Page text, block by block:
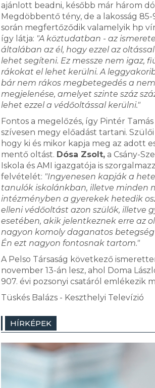
ajánlott beadni, később már három
Megdöbbentő tény, de a lakosság 85-
során megfertőződik valamelyik hp
így látja: "A köztudatban - az
általában az él, hogy ezzel az
lehet segíteni. Ez messze nem igaz,
rákokat el lehet kerülni. A
bár nem rákos megbetegedés a
megjelenése, amelyet szinte száz
lehet ezzel a védőoltással kerülni."
Fontos a megelőzés, így Pintér Tamás
szívesen megy előadást tartani.
hogy ki és mikor kapja meg az adott
mentő oltást. Dósa Zsolt, a Csány-
Iskola és AMI igazgatója is
felvételét: "Ingyenesen kapják a
tanulók iskolánkban, illetve minden
intézményben a gyerekek hetedik
elleni védőoltást azon szülők, illetve
esetében, akik jelentkeznek erre az
nagyon komoly daganatos
Én ezt nagyon fontosnak tartom."
A Pelso Társaság következő
november 13-án lesz, ahol Doma
907. évi pozsonyi csatáról emlékezik
Tüskés Balázs - Keszthelyi Televízió
HÍRKÉPEK